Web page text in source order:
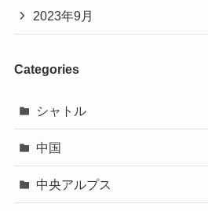
2023年9月
Categories
シャトル
中国
中央アルプス